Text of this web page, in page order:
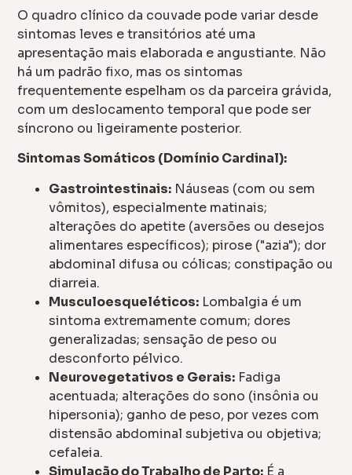
O quadro clínico da couvade pode variar desde
sintomas leves e transitórios até uma
apresentação mais elaborada e angustiante. Não
há um padrão fixo, mas os sintomas
frequentemente espelham os da parceira grávida,
com um deslocamento temporal que pode ser
síncrono ou ligeiramente posterior.
Sintomas Somáticos (Domínio Cardinal):
Gastrointestinais: Náuseas (com ou sem
vômitos), especialmente matinais;
alterações do apetite (aversões ou desejos
alimentares específicos); pirose ("azia"); dor
abdominal difusa ou cólicas; constipação ou
diarreia.
Musculoesqueléticos: Lombalgia é um
sintoma extremamente comum; dores
generalizadas; sensação de peso ou
desconforto pélvico.
Neurovegetativos e Gerais: Fadiga
acentuada; alterações do sono (insônia ou
hipersonia); ganho de peso, por vezes com
distensão abdominal subjetiva ou objetiva;
cefaleia.
Simulação do Trabalho de Parto: É a